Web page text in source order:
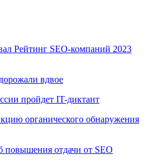
Рейтинг SEO-компаний 2023
вдвое
пройдет IT-диктант
органического обнаружения
повышения отдачи от SEO